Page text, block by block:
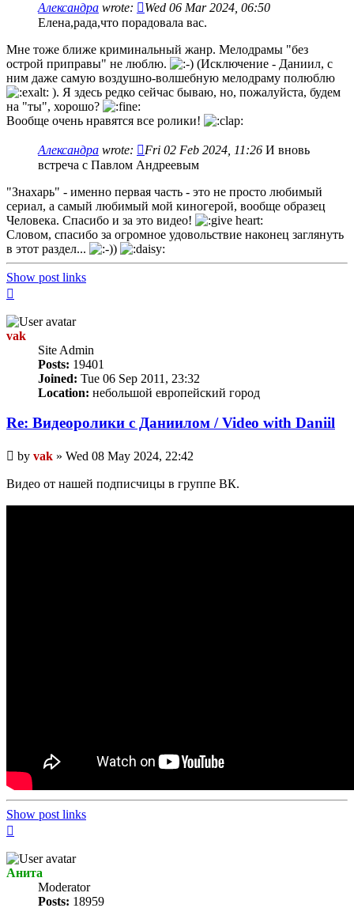
Александра wrote:
Wed 06 Mar 2024, 06:50
Елена,рада,что порадовала вас.
Мне тоже ближе криминальный жанр. Мелодрамы "без
острой приправы" не люблю.
(Исключение - Даниил, с
ним даже самую воздушно-волшебную мелодраму полюблю
). Я здесь редко сейчас бываю, но, пожалуйста, будем
на "ты", хорошо?
Вообще очень нравятся все ролики!
Александра wrote: Fri 02 Feb 2024, 11:26 И вновь
встреча с Павлом Андреевым
"Знахарь" - именно первая часть - это не просто любимый
сериал, а самый любимый мой киногерой, вообще образец
Человека. Спасибо и за это видео!
Словом, спасибо за огромное удовольствие наконец заглянуть
в этот раздел...
Show post links
vak
Site Admin
Posts: 19401
Joined: Tue 06 Sep 2011, 23:32
Location: небольшой европейский город
Re: Видеоролики с Даниилом / Video with Daniil
Unread
post
by vak » Wed 08 May 2024, 22:42
Видео от нашей подписчицы в группе ВК.
Show post links
Анита
Мoderator
Posts: 18959